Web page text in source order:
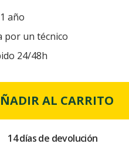
año
por un técnico
24/48h
AL CARRITO
14 días de devolución